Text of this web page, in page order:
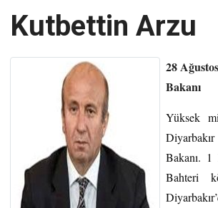
Kutbettin Arzu
28
Bakanı
Yüksek
Bakanı. 1
Bahteri